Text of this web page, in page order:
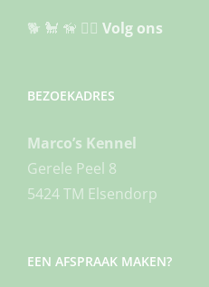
🐕 🐩 🦮 🐕‍🦺 Volg ons
BEZOEKADRES
Marco’s Kennel
Gerele Peel 8
5424 TM Elsendorp
EEN AFSPRAAK MAKEN?